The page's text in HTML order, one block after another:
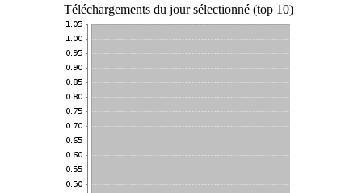
Téléchargements du jour sélectionné (top 10)